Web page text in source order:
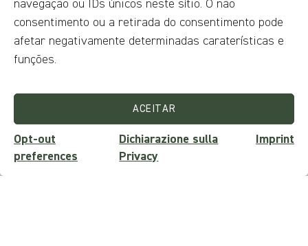
navegação ou IDs únicos neste sítio. O não
consentimento ou a retirada do consentimento pode
afetar negativamente determinadas caraterísticas e
funções.
ACEITAR
Opt-out
preferences
Dichiarazione sulla
Privacy
Imprint
Pedidos?
SOLICITAR INFORMAÇÕES